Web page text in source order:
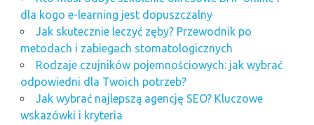
dla kogo e-learning jest dopuszczalny
Jak skutecznie leczyć zęby? Przewodnik po
metodach i zabiegach stomatologicznych
Rodzaje czujników pojemnościowych: jak wybrać
odpowiedni dla Twoich potrzeb?
Jak wybrać najlepszą agencję SEO? Kluczowe
wskazówki i kryteria